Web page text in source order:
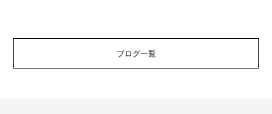
ブログ一覧